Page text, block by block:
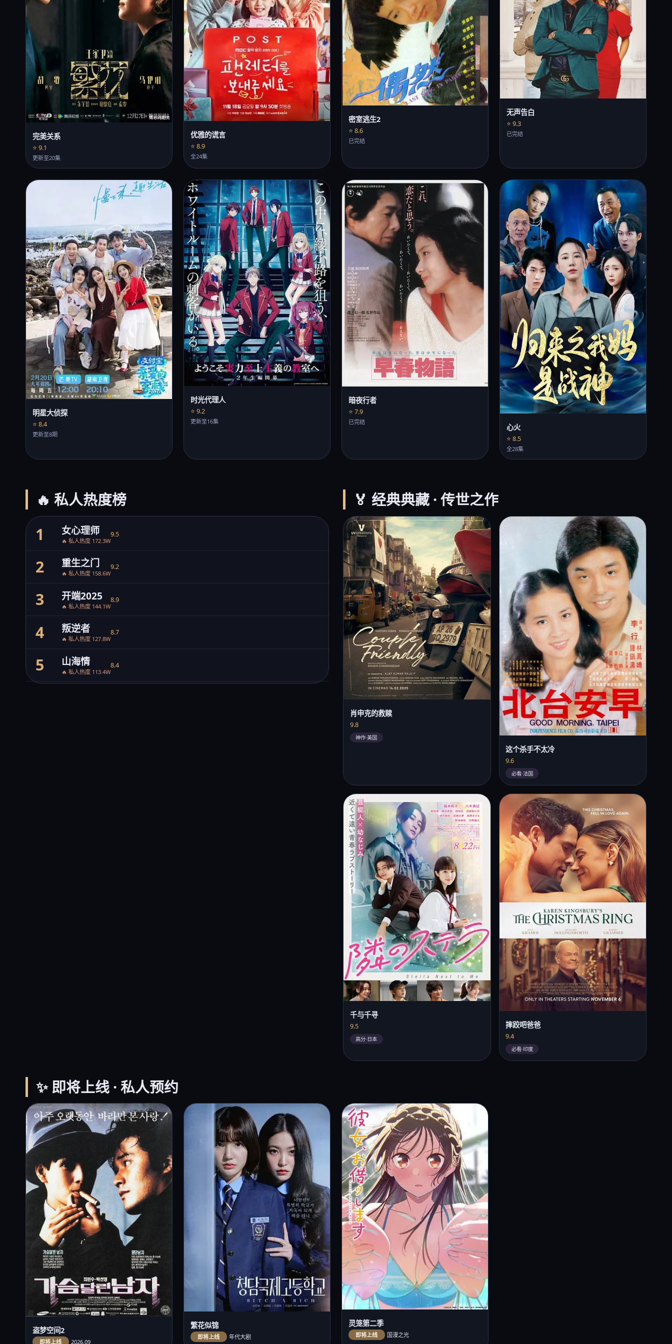
完美关系
⭐ 9.1
更新至20集
优雅的谎言
⭐ 8.9
全24集
密室逃生2
⭐ 8.6
已完结
无声告白
⭐ 9.3
已完结
明星大侦探
⭐ 8.4
更新至8期
时光代理人
⭐ 9.2
更新至16集
暗夜行者
⭐ 7.9
已完结
心火
⭐ 8.5
全28集
🔥 私人热度榜
1 女心理师
🔥 私人热度 172.3W
9.5
2 重生之门
🔥 私人热度 158.6W
9.2
3 开端2025
🔥 私人热度 144.1W
8.9
4 叛逆者
🔥 私人热度 127.8W
8.7
5 山海情
🔥 私人热度 113.4W
8.4
🏅 经典典藏 · 传世之作
肖申克的救赎
9.8
神作·美国
这个杀手不太冷
9.6
必看·法国
千与千寻
9.5
高分·日本
摔跤吧爸爸
9.4
必看·印度
✨ 即将上线 · 私人预约
盗梦空间2
即将上线 2026.09
繁花似锦
即将上线 年代大剧
灵笼第二季
即将上线 国漫之光